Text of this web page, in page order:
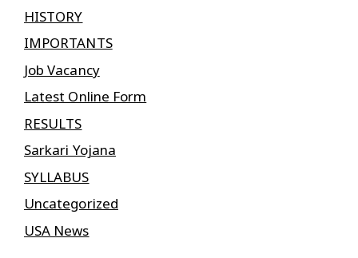
HISTORY
IMPORTANTS
Job Vacancy
Latest Online Form
RESULTS
Sarkari Yojana
SYLLABUS
Uncategorized
USA News